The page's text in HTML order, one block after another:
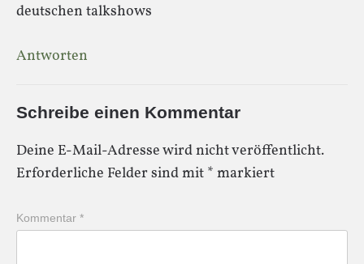
deutschen talkshows
Antworten
Schreibe einen Kommentar
Deine E-Mail-Adresse wird nicht veröffentlicht.
Erforderliche Felder sind mit * markiert
Kommentar *